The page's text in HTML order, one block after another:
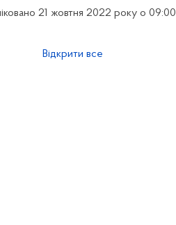
21 жовтня 2022 року о 09:00
Відкрити все